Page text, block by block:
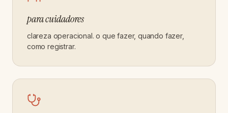
para cuidadores
clareza operacional. o que fazer, quando fazer,
como registrar.